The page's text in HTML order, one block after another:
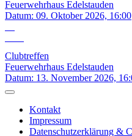
Feuerwehrhaus Edelstauden
Datum: 09. Oktober 2026, 16:00
Clubtreffen
Feuerwehrhaus Edelstauden
Datum: 13. November 2026,
Kontakt
Impressum
Datenschutzerklärung &